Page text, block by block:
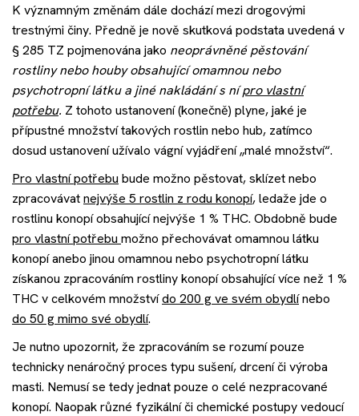
K významným změnám dále dochází mezi drogovými
trestnými činy. Předně je nově skutková podstata uvedená v
§ 285 TZ pojmenována jako neoprávněné pěstování
rostliny nebo houby obsahující omamnou nebo
psychotropní látku a jiné nakládání s nípro vlastní
potřebu. Z tohoto ustanovení (konečně) plyne, jaké je
přípustné množství takových rostlin nebo hub, zatímco
dosud ustanovení užívalo vágní vyjádření „malé množství“.
Pro vlastní potřebu bude možno pěstovat, sklízet nebo
zpracovávatnejvýše 5 rostlin z rodu konopí, ledaže jde o
rostlinu konopí obsahující nejvýše 1 % THC. Obdobně bude
pro vlastní potřebu možno přechovávat omamnou látku
konopí anebo jinou omamnou nebo psychotropní látku
získanou zpracováním rostliny konopí obsahující více než 1 %
THC v celkovém množstvído 200 g ve svém obydlínebo
do 50 g mimo své obydlí.
Je nutno upozornit, že zpracováním se rozumí pouze
technicky nenáročný proces typu sušení, drcení či výroba
masti. Nemusí se tedy jednat pouze o celé nezpracované
konopí. Naopak různé fyzikální či chemické postupy vedoucí